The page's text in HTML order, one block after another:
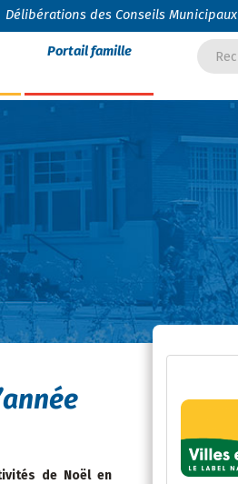
Délibérations des Conseils Municipaux
Portail famille
de Noël en